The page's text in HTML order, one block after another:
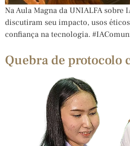
Na Aula Magna da UNIALFA sobre
discutiram seu impacto, usos
confiança na tecnologia.
Quebra de protocolo